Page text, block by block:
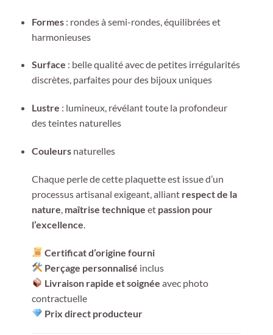
Formes: rondes à semi-rondes, équilibrées et
harmonieuses
Surface : belle qualité avec de petites irrégularités
discrètes, parfaites pour des bijoux uniques
Lustre : lumineux, révélant toute la profondeur
des teintes naturelles
Couleurs naturelles
Chaque perle de cette plaquette est issue d’un
processus artisanal exigeant, alliant respect de la
nature, maîtrise technique et passion pour
l’excellence.
Certificat d’origine fourni
Perçage personnalisé inclus
Livraison rapide et soignée avec photo
contractuelle
Prix direct producteur